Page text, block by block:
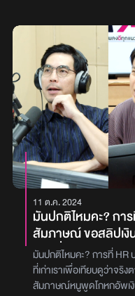
ทำให้การหมุนเวียนที่หนีบปู
สิ่งที่เราอธิบาย เขาก็ขำห
แล้วเขาก็บอกว่า “ถึงขออ
ให้คนอื่นอธิบายเอาละกัน อ
ดีเจทั้งสามคนว่าหนูผิดไห
“ดีเจเผือก - ดีเจเติ้ล - ดีเ
‘ไม่ผิดเลย แล้วก็ไม่ใช่ปัญ
เนื่องจากว่ามันเป็นอาหารที่
ขนาดนั้น เพื่อที่จะเตรียมตัว
ต่อให้มีพิซซ่าอะไรอยู่ในมือ
ไป เพราะว่าผู้ใหญ่อาจจะ
ปูก็ใช้มือแกะกันส่วนใหญ่ เพ
ทำ ถ้าบ้านหนูจัดเป็นโฮสต์ว่า
สามท่านยังเสริมอีกว่า ‘ถ้า
แล้วดูว่ามันจะต้องใช้ไหม
ติดตามรับชมได้ทางใครมีปั
ฝากเรื่องมาที่ Facebook
“คุณจี (นามสมมติ)” ได้เล่า
ทางฝั่งครอบครัวแฟนบอกใ
หลวง แต่ทีนี้แฟนหนูเขาไ
ครั้งนี้หนักที่สุด เราอยู่กับ
ตลอด โดยที่เขาไม่ได้มีคนเดิ
จะยอมเลิกแล้วเลือกเรา
สุดท้ายก็กลับมาหากันอยู่ดี
ตอนนี้ก็ทำงานไปด้วย เรีย
จนถึงปีนี้ว่าให้เรามาอยู่ด้วย
ก็ทำให้เราเชื่อ แต่หนูก็พย
ตัดสินใจมา เพราะว่าทาง
กับเขา พอมาอยู่ ก็ทะเลาะกั
หนูก็มีผู้ชายคนอื่น แต่เราก็เ
แต่เขาก็มาเห็นแชทที่เราคุ
เขาโมโหเรา แย่งโทรศัพท์กั
ใกล้จะตาย บีบทั้งหมดสาม
เรื่อย ๆ พอมารอบที่สามหนูห
ใครเห็น ที่เขาหยุดเพราะห
11 ต.ค. 2024
มันปกติไหมคะ? กา
สัมภาษณ์ ขอสลิปเงิน
ตามที่เราสัมภาษ
โกหกอัพเงินเดือนตัว
สัมผ่าน 2-3 รอบแล้
มันปกติไหมคะ? การที่ HR
ที่เก่าเราเพื่อเทียบดูว่าจ
สัมภาษณ์หนูพูดโกหกอัพเงิน